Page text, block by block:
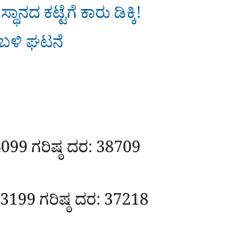
ಕಟ್ಟೆಗೆ ಕಾರು ಡಿಕ್ಕಿ!
ಬಳಿ ಘಟನೆ
ಗರಿಷ್ಠ ದರ: 38709
ಗರಿಷ್ಠ ದರ: 37218